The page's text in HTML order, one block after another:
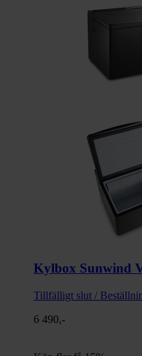
Kylbox Sunwind
Tillfälligt slut /
6 490,-